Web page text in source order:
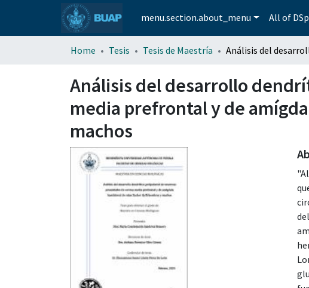
menu.section.about_menu All of
Home Tesis Tesis de Maestría
Análisis del desarrollo
media prefrontal y de
machos